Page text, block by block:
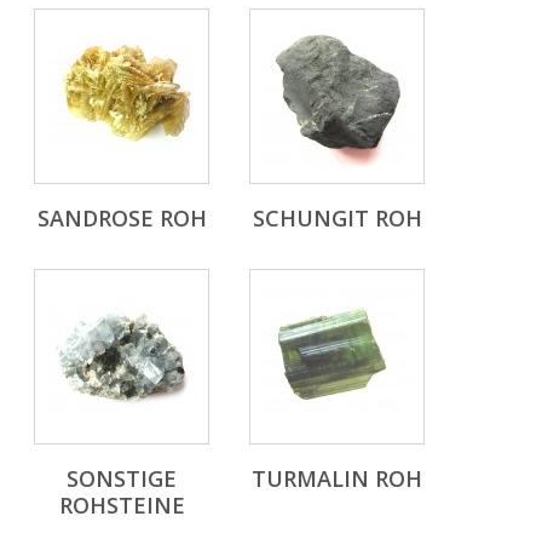
SANDROSE ROH SCHUNGIT ROH
SONSTIGE
ROHSTEINE
TURMALIN ROH